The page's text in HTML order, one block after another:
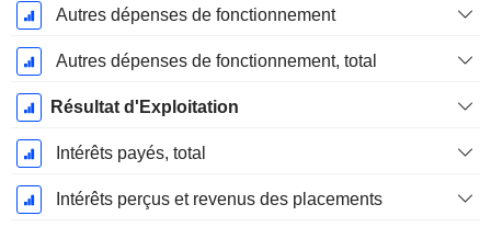
Autres dépenses de fonctionnement
Autres dépenses de fonctionnement, total
Résultat d'Exploitation
Intérêts payés, total
Intérêts perçus et revenus des placements